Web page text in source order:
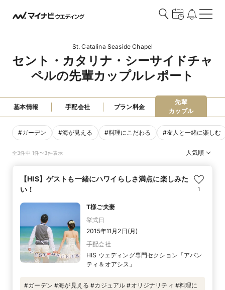
St. Catalina Seaside Chapel
セント・カタリナ・シーサイドチャ
ペルの先輩カップルレポート
基本情報 手配会社 プラン料金
先輩
カップル
#ガーデン #海が見える #料理にこだわる #友人と一緒に楽しむ
全3件中 1件〜3件表示 人気順
【HIS】ゲストも一緒にハワイらしさ満点に楽しみた
い！
1
T様ご夫妻
挙式日
2015年11月2日(月)
手配会社
HIS ウェディング専門セクション「アバン
ティ＆オアシス」
#ガーデン #海が見える #カジュアル #オリジナリティ #料理に